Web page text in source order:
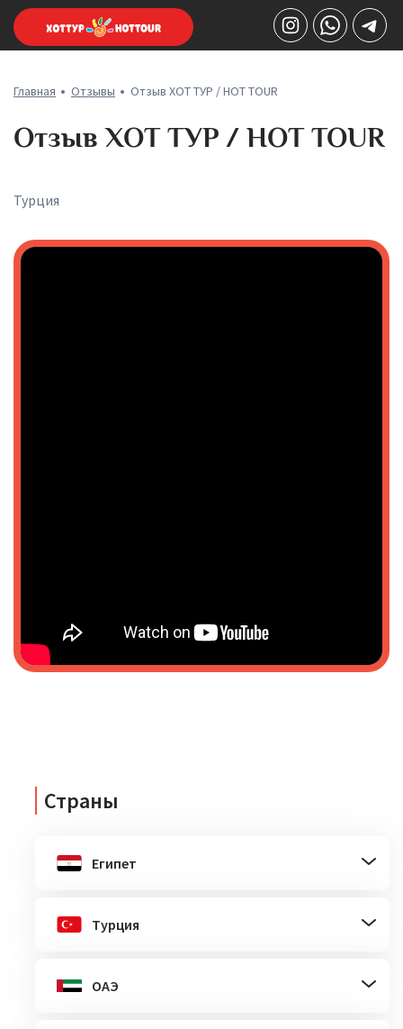
Главная Отзывы Отзыв ХОТ ТУР / HOT TOUR
Отзыв ХОТ ТУР / HOT TOUR
Турция
Страны
Египет
Турция
ОАЭ